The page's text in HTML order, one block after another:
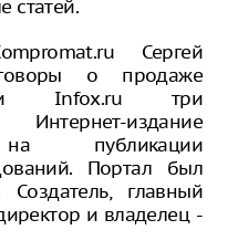
статей.
Сергей
о продаже
Infox.ru три
издание
на публикации
Портал был
главный
и владелец -